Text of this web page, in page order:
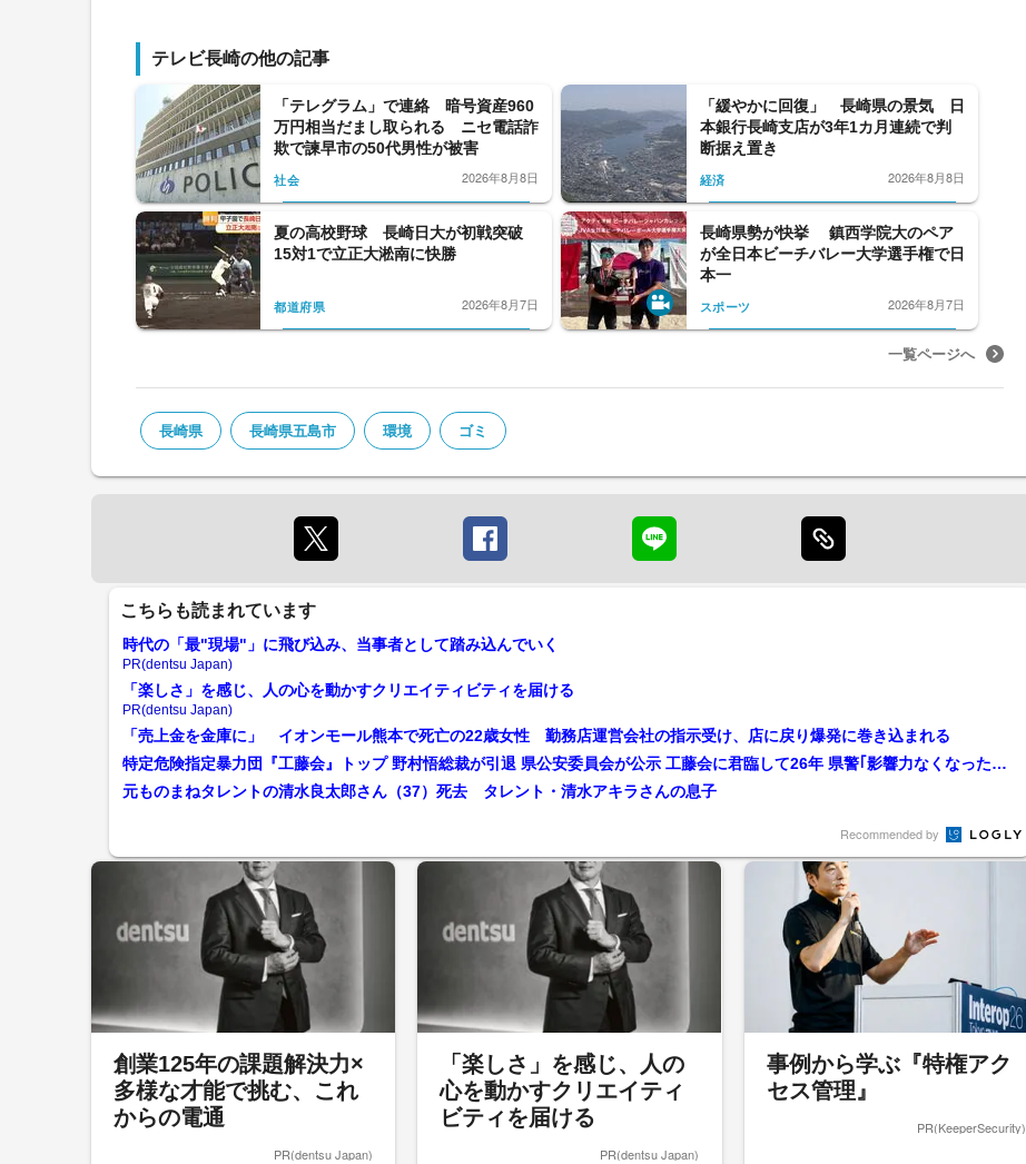
テレビ長崎の他の記事
「テレグラム」で連絡 暗号資産960
万円相当だまし取られる ニセ電話詐
欺で諫早市の50代男性が被害
社会 2026年8月8日
「緩やかに回復」 長崎県の景気 日
本銀行長崎支店が3年1カ月連続で判
断据え置き
経済 2026年8月8日
夏の高校野球 長崎日大が初戦突破
15対1で立正大淞南に快勝
都道府県 2026年8月7日
長崎県勢が快挙 鎮西学院大のペア
が全日本ビーチバレー大学選手権で日
本一
スポーツ 2026年8月7日
一覧ページへ
長崎県 長崎県五島市 環境 ゴミ
こちらも読まれています
時代の「最"現場"」に飛び込み、当事者として踏み込んでいく
PR(dentsu Japan)
「楽しさ」を感じ、人の心を動かすクリエイティビティを届ける
PR(dentsu Japan)
「売上金を金庫に」 イオンモール熊本で死亡の22歳女性 勤務店運営会社の指示受け、店に戻り爆発に巻き込まれる
特定危険指定暴力団『工藤会』トップ 野村悟総裁が引退 県公安委員会が公示 工藤会に君臨して26年 県警｢影響力なくなったと判断｣ 【福岡発】
元ものまねタレントの清水良太郎さん（37）死去 タレント・清水アキラさんの息子
Recommended by
創業125年の課題解決力×
多様な才能で挑む、これ
からの電通
PR(dentsu Japan)
「楽しさ」を感じ、人の
心を動かすクリエイティ
ビティを届ける
PR(dentsu Japan)
事例から学ぶ『特権アク
セス管理』
PR(KeeperSecurity)